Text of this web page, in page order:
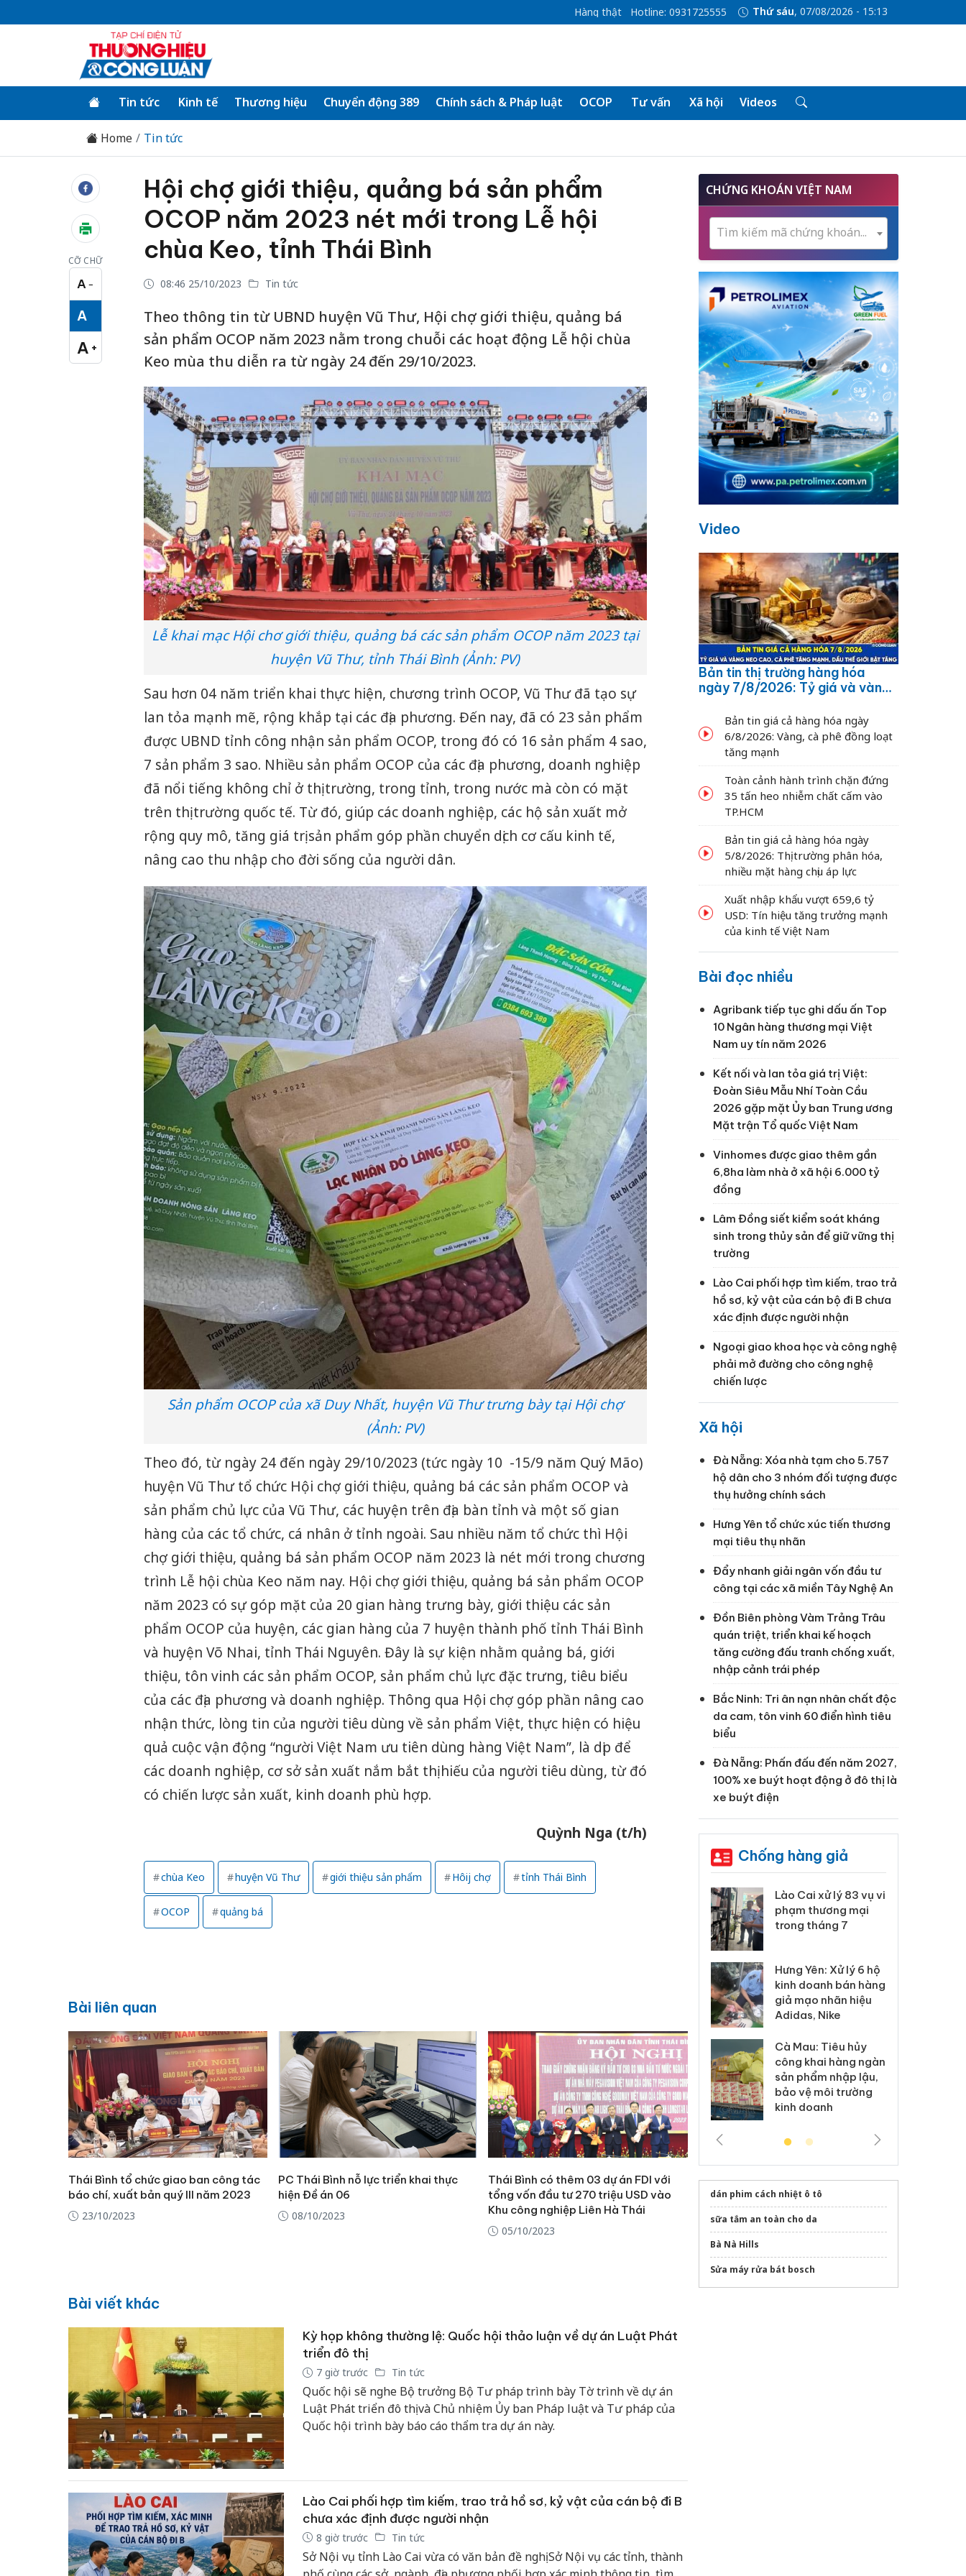
Hàng thật Hotline: 0931725555 Thứ sáu, 07/08/2026 - 15:13
Tin tức Kinh tế Thương hiệu Chuyển động 389 Chính sách & Pháp luật OCOP Tư vấn Xã hội Videos
Home Tin tức
CỠ CHỮ
A −
Cỡ chữ nhỏ
A
Cỡ chữ vừa
A +
Cỡ chữ lớn
Hội chợ giới thiệu, quảng bá sản phẩm
OCOP năm 2023 nét mới trong Lễ hội
chùa Keo, tỉnh Thái Bình
08:46 25/10/2023 Tin tức
Theo thông tin từ UBND huyện Vũ Thư, Hội chợ giới thiệu, quảng bá
sản phẩm OCOP năm 2023 nằm trong chuỗi các hoạt động Lễ hội chùa
Keo mùa thu diễn ra từ ngày 24 đến 29/10/2023.
Lễ khai mạc Hội chơ giới thiệu, quảng bá các sản phẩm OCOP năm 2023 tại
huyện Vũ Thư, tỉnh Thái Bình (Ảnh: PV)
Sau hơn 04 năm triển khai thực hiện, chương trình OCOP, Vũ Thư đã tạo sự
lan tỏa mạnh mẽ, rộng khắp tại các địa phương. Đến nay, đã có 23 sản phẩm
được UBND tỉnh công nhận sản phẩm OCOP, trong đó có 16 sản phẩm 4 sao,
7 sản phẩm 3 sao. Nhiều sản phẩm OCOP của các địa phương, doanh nghiệp
đã nổi tiếng không chỉ ở thị trường, trong tỉnh, trong nước mà còn có mặt
trên thị trường quốc tế. Từ đó, giúp các doanh nghiệp, các hộ sản xuất mở
rộng quy mô, tăng giá trị sản phẩm góp phần chuyển dịch cơ cấu kinh tế,
nâng cao thu nhập cho đời sống của người dân.
Sản phẩm OCOP của xã Duy Nhất, huyện Vũ Thư trưng bày tại Hội chợ
(Ảnh: PV)
Theo đó, từ ngày 24 đến ngày 29/10/2023 (tức ngày 10 -15/9 năm Quý Mão)
huyện Vũ Thư tổ chức Hội chợ giới thiệu, quảng bá các sản phẩm OCOP và
sản phẩm chủ lực của Vũ Thư, các huyện trên địa bàn tỉnh và một số gian
hàng của các tổ chức, cá nhân ở tỉnh ngoài. Sau nhiều năm tổ chức thì Hội
chợ giới thiệu, quảng bá sản phẩm OCOP năm 2023 là nét mới trong chương
trình Lễ hội chùa Keo năm nay. Hội chợ giới thiệu, quảng bá sản phẩm OCOP
năm 2023 có sự góp mặt của 20 gian hàng trưng bày, giới thiệu các sản
phẩm OCOP của huyện, các gian hàng của 7 huyện thành phố tỉnh Thái Bình
và huyện Võ Nhai, tỉnh Thái Nguyên. Đây là sự kiện nhằm quảng bá, giới
thiệu, tôn vinh các sản phẩm OCOP, sản phẩm chủ lực đặc trưng, tiêu biểu
của các địa phương và doanh nghiệp. Thông qua Hội chợ góp phần nâng cao
nhận thức, lòng tin của người tiêu dùng về sản phẩm Việt, thực hiện có hiệu
quả cuộc vận động “người Việt Nam ưu tiên dùng hàng Việt Nam”, là dịp để
các doanh nghiệp, cơ sở sản xuất nắm bắt thị hiếu của người tiêu dùng, từ đó
có chiến lược sản xuất, kinh doanh phù hợp.
Quỳnh Nga (t/h)
chùa Keo huyện Vũ Thư giới thiệu sản phẩm Hôij chợ tỉnh Thái Bình
OCOP quảng bá
Bài liên quan
Thái Bình tổ chức giao ban công tác
báo chí, xuất bản quý III năm 2023
23/10/2023
PC Thái Bình nỗ lực triển khai thực
hiện Đề án 06
08/10/2023
Thái Bình có thêm 03 dự án FDI với
tổng vốn đầu tư 270 triệu USD vào
Khu công nghiệp Liên Hà Thái
05/10/2023
Bài viết khác
Kỳ họp không thường lệ: Quốc hội thảo luận về dự án Luật Phát
triển đô thị
7 giờ trước Tin tức
Quốc hội sẽ nghe Bộ trưởng Bộ Tư pháp trình bày Tờ trình về dự án
Luật Phát triển đô thị và Chủ nhiệm Ủy ban Pháp luật và Tư pháp của
Quốc hội trình bày báo cáo thẩm tra dự án này.
Lào Cai phối hợp tìm kiếm, trao trả hồ sơ, kỷ vật của cán bộ đi B
chưa xác định được người nhận
8 giờ trước Tin tức
Sở Nội vụ tỉnh Lào Cai vừa có văn bản đề nghị Sở Nội vụ các tỉnh, thành
CHỨNG KHOÁN VIỆT NAM
Tìm kiếm mã chứng khoán...
Video
Bản tin thị trường hàng hóa
ngày 7/8/2026: Tỷ giá và vàng
dầu thế giới bật tăng
Bản tin giá cả hàng hóa ngày
6/8/2026: Vàng, cà phê đồng loạt
tăng mạnh
Toàn cảnh hành trình chặn đứng
35 tấn heo nhiễm chất cấm vào
TP.HCM
Bản tin giá cả hàng hóa ngày
5/8/2026: Thị trường phân hóa,
nhiều mặt hàng chịu áp lực
Xuất nhập khẩu vượt 659,6 tỷ
USD: Tín hiệu tăng trưởng mạnh
của kinh tế Việt Nam
Bài đọc nhiều
Agribank tiếp tục ghi dấu ấn Top
10 Ngân hàng thương mại Việt
Nam uy tín năm 2026
Kết nối và lan tỏa giá trị Việt:
Đoàn Siêu Mẫu Nhí Toàn Cầu
2026 gặp mặt Ủy ban Trung ương
Mặt trận Tổ quốc Việt Nam
Vinhomes được giao thêm gần
6,8ha làm nhà ở xã hội 6.000 tỷ
đồng
Lâm Đồng siết kiểm soát kháng
sinh trong thủy sản để giữ vững thị
trường
Lào Cai phối hợp tìm kiếm, trao trả
hồ sơ, kỷ vật của cán bộ đi B chưa
xác định được người nhận
Ngoại giao khoa học và công nghệ
phải mở đường cho công nghệ
chiến lược
Xã hội
Đà Nẵng: Xóa nhà tạm cho 5.757
hộ dân cho 3 nhóm đối tượng được
thụ hưởng chính sách
Hưng Yên tổ chức xúc tiến thương
mại tiêu thụ nhãn
Đẩy nhanh giải ngân vốn đầu tư
công tại các xã miền Tây Nghệ An
Đồn Biên phòng Vàm Trảng Trâu
quán triệt, triển khai kế hoạch
tăng cường đấu tranh chống xuất,
nhập cảnh trái phép
Bắc Ninh: Tri ân nạn nhân chất độc
da cam, tôn vinh 60 điển hình tiêu
biểu
Đà Nẵng: Phấn đấu đến năm 2027,
100% xe buýt hoạt động ở đô thị là
xe buýt điện
Chống hàng giả
An Giang: Đối tượng
chủ mưu đường dây
bán hàng giả tại Phú
Quốc ra đầu thú
Lào Cai xử lý 83 vụ vi
phạm thương mại
trong tháng 7
Hưng Yên: Xử lý 6 hộ
kinh doanh bán hàng
giả mạo nhãn hiệu
Adidas, Nike
Cà Mau: Tiêu hủy
công khai hàng ngàn
sản phẩm nhập lậu,
bảo vệ môi trường
kinh doanh
dán phim cách nhiệt ô tô
sữa tắm an toàn cho da
Bà Nà Hills
Sửa máy rửa bát bosch